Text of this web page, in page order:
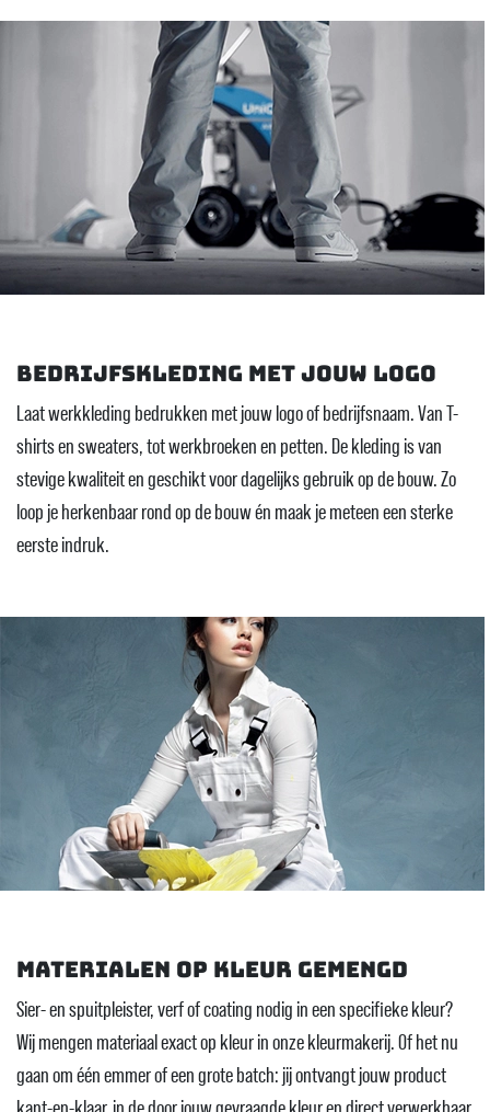
Bedrijfskleding met jouw logo
Laat werkkleding bedrukken met jouw logo of bedrijfsnaam. Van T-
shirts en sweaters, tot werkbroeken en petten. De kleding is van
stevige kwaliteit en geschikt voor dagelijks gebruik op de bouw. Zo
loop je herkenbaar rond op de bouw én maak je meteen een sterke
eerste indruk.
Materialen op kleur gemengd
Sier- en spuitpleister, verf of coating nodig in een specifieke kleur?
Wij mengen materiaal exact op kleur in onze kleurmakerij. Of het nu
gaan om één emmer of een grote batch: jij ontvangt jouw product